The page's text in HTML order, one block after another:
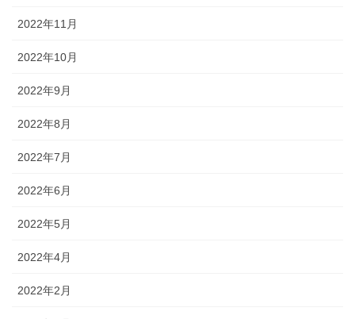
2022年11月
2022年10月
2022年9月
2022年8月
2022年7月
2022年6月
2022年5月
2022年4月
2022年2月